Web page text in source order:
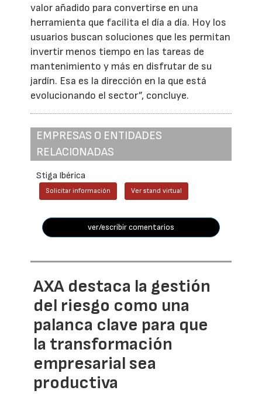
valor añadido para convertirse en una
herramienta que facilita el día a día. Hoy los
usuarios buscan soluciones que les permitan
invertir menos tiempo en las tareas de
mantenimiento y más en disfrutar de su
jardín. Esa es la dirección en la que está
evolucionando el sector”, concluye.
EMPRESAS O ENTIDADES
RELACIONADAS
Stiga Ibérica
Solicitar información Ver stand virtual
ver/escribir comentarios
AXA destaca la gestión
del riesgo como una
palanca clave para que
la transformación
empresarial sea
productiva